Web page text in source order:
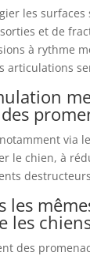
les surfaces
et de
à rythme
articulations
via
le chien, à
les
les
des